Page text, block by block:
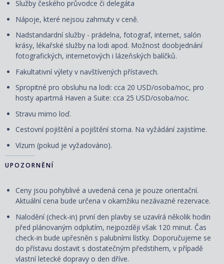
Služby českého průvodce či delegáta
Nápoje, které nejsou zahrnuty v ceně.
Nadstandardní služby - prádelna, fotograf, internet, salón
krásy, lékařské služby na lodi apod. Možnost doobjednání
fotografických, internetových i lázeňských balíčků.
Fakultativní výlety v navštívených přístavech.
Spropitné pro obsluhu na lodi: cca 20 USD/osoba/noc, pro
hosty apartmá Haven a Suite: cca 25 USD/osoba/noc.
Stravu mimo loď.
Cestovní pojištění a pojištění storna. Na vyžádání zajistíme.
Vízum (pokud je vyžadováno).
UPOZORNĚNÍ
Ceny jsou pohyblivé a uvedená cena je pouze orientační.
Aktuální cena bude určena v okamžiku nezávazné rezervace.
Nalodění (check-in) první den plavby se uzavírá několik hodin
před plánovaným odplutím, nejpozději však 120 minut. Čas
check-in bude upřesněn s palubními lístky. Doporučujeme se
do přístavu dostavit s dostatečným předstihem, v případě
vlastní letecké dopravy o den dříve.